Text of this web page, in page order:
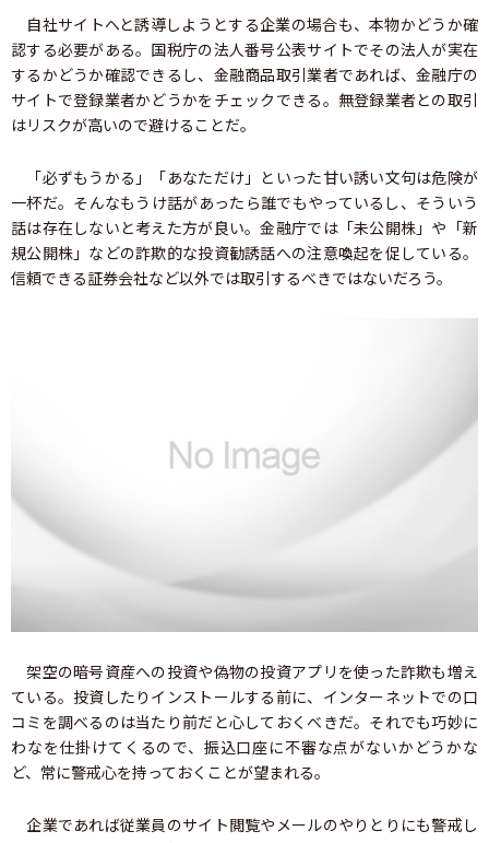
自社サイトへと誘導しようとする企業の場合も、本物かどうか確
認する必要がある。国税庁の法人番号公表サイトでその法人が実在
するかどうか確認できるし、金融商品取引業者であれば、金融庁の
サイトで登録業者かどうかをチェックできる。無登録業者との取引
はリスクが高いので避けることだ。
「必ずもうかる」「あなただけ」といった甘い誘い文句は危険が
一杯だ。そんなもうけ話があったら誰でもやっているし、そういう
話は存在しないと考えた方が良い。金融庁では「未公開株」や「新
規公開株」などの詐欺的な投資勧誘話への注意喚起を促している。
信頼できる証券会社など以外では取引するべきではないだろう。
架空の暗号資産への投資や偽物の投資アプリを使った詐欺も増え
ている。投資したりインストールする前に、インターネットでの口
コミを調べるのは当たり前だと心しておくべきだ。それでも巧妙に
わなを仕掛けてくるので、振込口座に不審な点がないかどうかな
ど、常に警戒心を持っておくことが望まれる。
企業であれば従業員のサイト閲覧やメールのやりとりにも警戒し